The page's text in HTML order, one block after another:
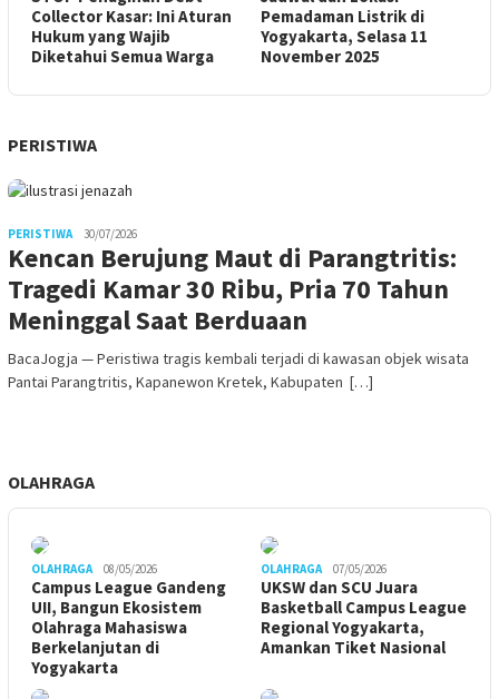
Collector Kasar: Ini Aturan
Hukum yang Wajib
Diketahui Semua Warga
Pemadaman Listrik di
Yogyakarta, Selasa 11
November 2025
PERISTIWA
PERISTIWA 30/07/2026
Kencan Berujung Maut di Parangtritis:
Tragedi Kamar 30 Ribu, Pria 70 Tahun
Meninggal Saat Berduaan
BacaJogja — Peristiwa tragis kembali terjadi di kawasan objek wisata
Pantai Parangtritis, Kapanewon Kretek, Kabupaten […]
OLAHRAGA
OLAHRAGA 08/05/2026
Campus League Gandeng
UII, Bangun Ekosistem
Olahraga Mahasiswa
Berkelanjutan di
Yogyakarta
OLAHRAGA 07/05/2026
UKSW dan SCU Juara
Basketball Campus League
Regional Yogyakarta,
Amankan Tiket Nasional